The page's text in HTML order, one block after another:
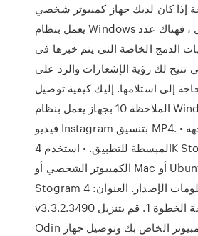
إذا كان لديك جهاز كمبيوتر شخصي
يعمل بنظام Windows أو كمبيوتر محمول ، فهناك عدد
الدمج الخاصة التي يتم خبزها في
تتيح لك رؤية الإشعارات والرد على
إلى استلامها. إليك كيفية توصيل
الملاحظة 10 بجهاز يعمل بنظام Windows. • قم بتنزيل
فيديو Instagram بتنسيق MP4. • استمتع بالواجهة
المبسطة للتطبيق. • استخدم 4K Stogram على
الكمبيوتر الشخصي أو Mac أو Ubuntu مجانًا. 4K
Stogram معلومات الإصدار. العنوان: 4K Stogram
v3.3.2.3490 المطور: الصفحة الخطوة 1. قم بتنزيل
Odin على جهاز الكمبيوتر الخاص بك وتوصيل جهاز